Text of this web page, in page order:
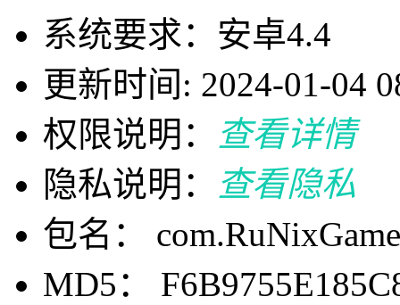
系统要求：安卓4.4
更新时间: 2024-01-04
权限说明：
查看详情
隐私说明：
查看隐私
包名：
MD5：